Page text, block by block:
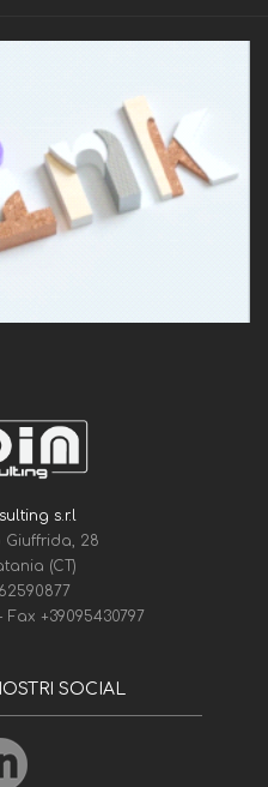
s.r.l
Giuffrida, 28
(CT)
Fax +39095430797
SOCIAL